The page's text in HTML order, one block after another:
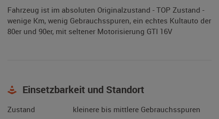
Fahrzeug ist im absoluten Originalzustand - TOP Zustand -
wenige Km, wenig Gebrauchsspuren, ein echtes Kultauto der
80er und 90er, mit seltener Motorisierung GTI 16V
Einsetzbarkeit und Standort
Zustand
kleinere bis mittlere Gebrauchsspuren